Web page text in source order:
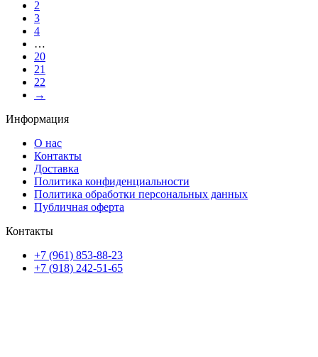
2
3
4
…
20
21
22
→
Информация
О нас
Контакты
Доставка
Политика конфиденциальности
Политика обработки персональных данных
Публичная оферта
Контакты
+7 (961) 853-88-23
+7 (918) 242-51-65